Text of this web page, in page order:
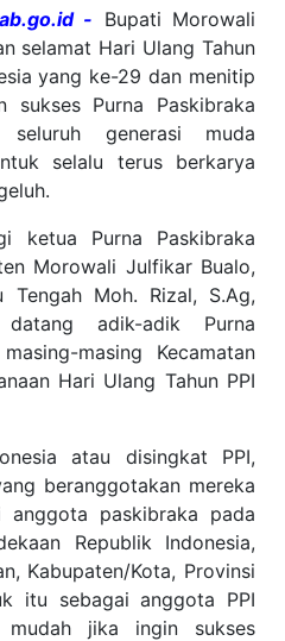
- Bupati Morowali
selamat Hari Ulang Tahun
yang ke-29 dan menitip
sukses Purna Paskibraka
generasi muda
selalu terus berkarya
ketua Purna Paskibraka
Morowali Julfikar Bualo,
Tengah Moh. Rizal, S.Ag,
datang adik-adik Purna
masing Kecamatan
Hari Ulang Tahun PPI
atau disingkat PPI,
beranggotakan mereka
anggota paskibraka pada
Republik Indonesia,
Kabupaten/Kota, Provinsi
itu sebagai anggota PPI
mudah jika ingin sukses